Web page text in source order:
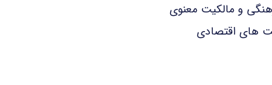
و مالکیت معنوی
های اقتصادی